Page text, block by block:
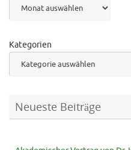
Kategorien
Neueste Beiträge